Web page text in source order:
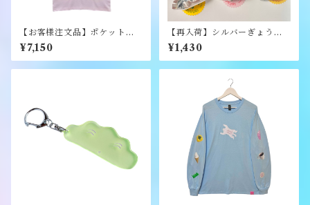
【お客様注文品】ポケット付
きプリントTシャツ/ライトピ
ンク/Lサイズ《むくり》
¥7,150
【再入荷】シルバーぎょうざ
ブローチ《むくり》
¥1,430